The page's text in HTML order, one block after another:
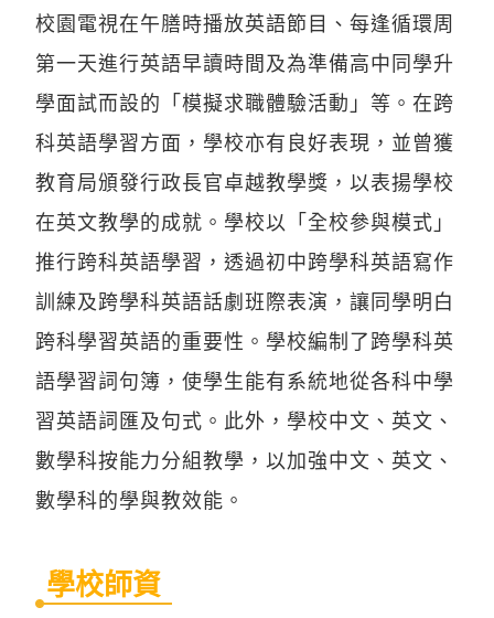
校園電視在午膳時播放英語節目、每逢循環周
第一天進行英語早讀時間及為準備高中同學升
學面試而設的「模擬求職體驗活動」等。在跨
科英語學習方面，學校亦有良好表現，並曾獲
教育局頒發行政長官卓越教學獎，以表揚學校
在英文教學的成就。學校以「全校參與模式」
推行跨科英語學習，透過初中跨學科英語寫作
訓練及跨學科英語話劇班際表演，讓同學明白
跨科學習英語的重要性。學校編制了跨學科英
語學習詞句簿，使學生能有系統地從各科中學
習英語詞匯及句式。此外，學校中文、英文、
數學科按能力分組教學，以加強中文、英文、
數學科的學與教效能。
學校師資